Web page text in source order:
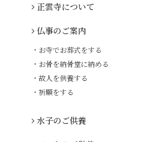
正雲寺について
仏事のご案内
・お寺でお葬式をする
・お骨を納骨堂に納める
・故人を供養する
・祈願をする
水子のご供養